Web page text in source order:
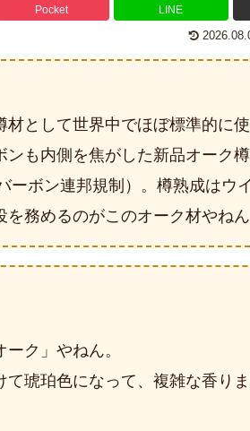
Pocket LINE
として世界中でほぼ標準的に
も内側を焦がした新品オーク
ボン連邦規制）。樽熟成はウ
務めるのがこのオーク材やねん
ク」やねん。
琥珀色になって、複雑な香り